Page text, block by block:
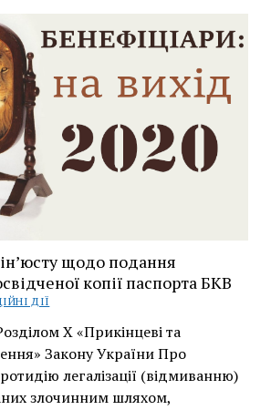
окремих
питань
подання
заяв
щодо
бенефіціарів:
платність
потреба
деталізації
щодо подання
копії паспорта БКВ
ДІЇ
Х «Прикінцеві та
Закону України Про
легалізації (відмиванню)
злочинним шляхом,